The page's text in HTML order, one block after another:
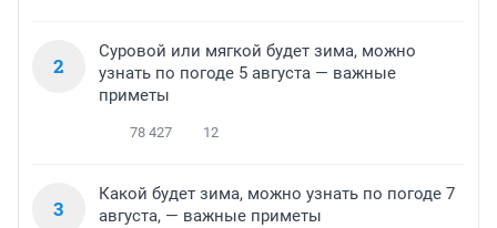
2
Суровой или мягкой будет зима, можно
узнать по погоде 5 августа — важные
приметы
78 427 12
3
Какой будет зима, можно узнать по погоде 7
августа, — важные приметы